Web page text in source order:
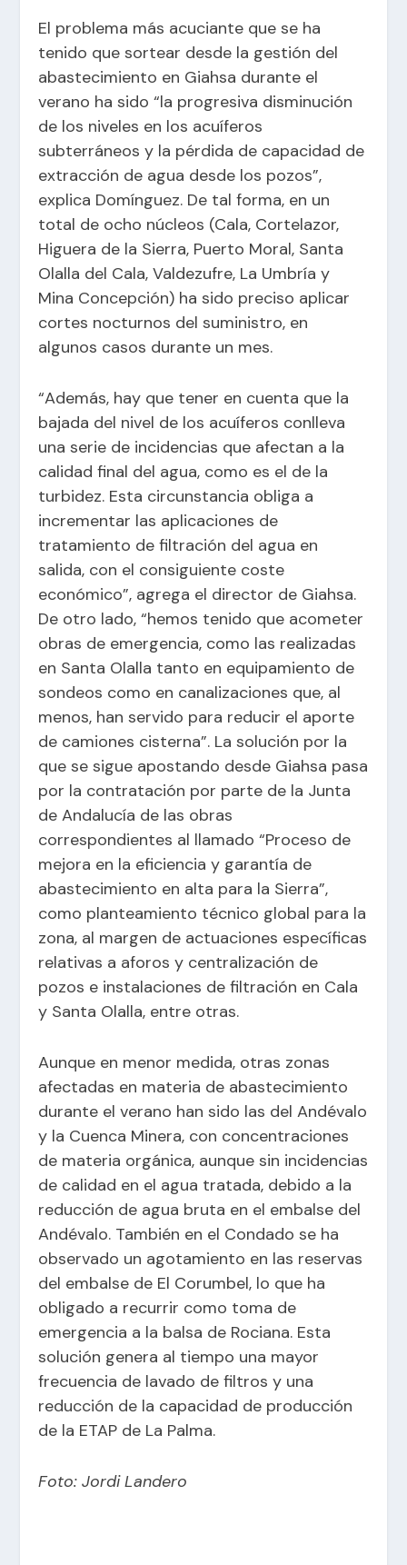
El problema más acuciante que se ha
tenido que sortear desde la gestión del
abastecimiento en Giahsa durante el
verano ha sido “la progresiva disminución
de los niveles en los acuíferos
subterráneos y la pérdida de capacidad de
extracción de agua desde los pozos”,
explica Domínguez. De tal forma, en un
total de ocho núcleos (Cala, Cortelazor,
Higuera de la Sierra, Puerto Moral, Santa
Olalla del Cala, Valdezufre, La Umbría y
Mina Concepción) ha sido preciso aplicar
cortes nocturnos del suministro, en
algunos casos durante un mes.
“Además, hay que tener en cuenta que la
bajada del nivel de los acuíferos conlleva
una serie de incidencias que afectan a la
calidad final del agua, como es el de la
turbidez. Esta circunstancia obliga a
incrementar las aplicaciones de
tratamiento de filtración del agua en
salida, con el consiguiente coste
económico”, agrega el director de Giahsa.
De otro lado, “hemos tenido que acometer
obras de emergencia, como las realizadas
en Santa Olalla tanto en equipamiento de
sondeos como en canalizaciones que, al
menos, han servido para reducir el aporte
de camiones cisterna”. La solución por la
que se sigue apostando desde Giahsa pasa
por la contratación por parte de la Junta
de Andalucía de las obras
correspondientes al llamado “Proceso de
mejora en la eficiencia y garantía de
abastecimiento en alta para la Sierra”,
como planteamiento técnico global para la
zona, al margen de actuaciones específicas
relativas a aforos y centralización de
pozos e instalaciones de filtración en Cala
y Santa Olalla, entre otras.
Aunque en menor medida, otras zonas
afectadas en materia de abastecimiento
durante el verano han sido las del Andévalo
y la Cuenca Minera, con concentraciones
de materia orgánica, aunque sin incidencias
de calidad en el agua tratada, debido a la
reducción de agua bruta en el embalse del
Andévalo. También en el Condado se ha
observado un agotamiento en las reservas
del embalse de El Corumbel, lo que ha
obligado a recurrir como toma de
emergencia a la balsa de Rociana. Esta
solución genera al tiempo una mayor
frecuencia de lavado de filtros y una
reducción de la capacidad de producción
de la ETAP de La Palma.
Foto: Jordi Landero